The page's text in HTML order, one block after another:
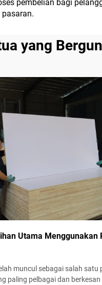
pembelian bagi
yang
Utama Menggunakan
muncul sebagai salah satu
paling pelbagai dan berkesan